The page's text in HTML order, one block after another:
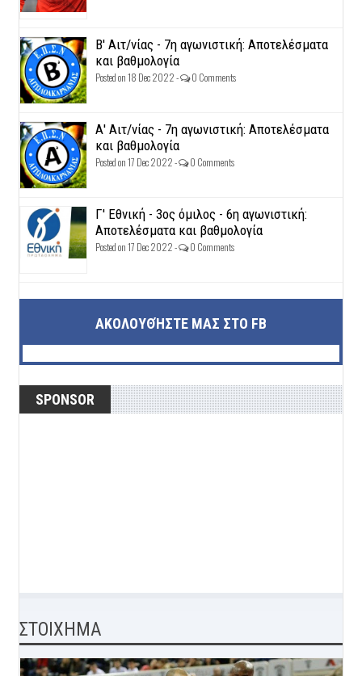
Β' Αιτ/νίας - 7η αγωνιστική: Αποτελέσματα
και βαθμολογία
Posted on 18 Dec 2022 - 0 Comments
Α' Αιτ/νίας - 7η αγωνιστική: Αποτελέσματα
και βαθμολογία
Posted on 17 Dec 2022 - 0 Comments
Γ' Εθνική - 3ος όμιλος - 6η αγωνιστική:
Αποτελέσματα και βαθμολογία
Posted on 17 Dec 2022 - 0 Comments
ΑΚΟΛΟΥΘΉΣΤΕ ΜΑΣ ΣΤΟ FB
SPONSOR
ΣΤΟΙΧΗΜΑ